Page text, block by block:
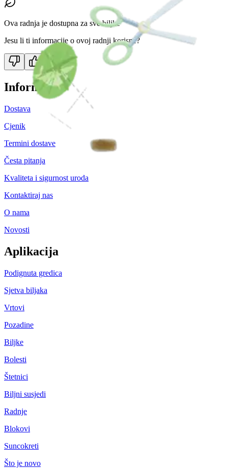
Ova radnja je dostupna za sve biljke
Jesu li ti informacije o ovoj radnji korisne?
Informacije
Dostava
Cjenik
Termini dostave
Česta pitanja
Kvaliteta i sigurnost uroda
Kontaktiraj nas
O nama
Novosti
Aplikacija
Podignuta gredica
Sjetva biljaka
Vrtovi
Pozadine
Biljke
Bolesti
Štetnici
Biljni susjedi
Radnje
Blokovi
Suncokreti
Što je novo